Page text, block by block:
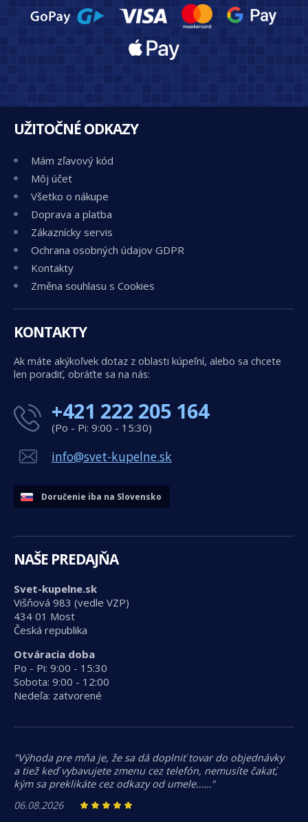
UŽITOČNÉ ODKAZY
Mám zľavový kód
Môj účet
Všetko o nákupe
Doprava a platba
Zákaznícky servis
Ochrana osobných údajov GDPR
Kontakty
Změna souhlasu s Cookies
KONTAKTY
Ak máte akýkoľvek dotaz z oblasti kúpeľní, alebo sa chcete
len poradiť, obráťte sa na nás:
+421 222 205 164
(Po - Pi: 9:00 - 15:30)
info@svet-kupelne.sk
Doručenie iba na Slovensko
NAŠE PREDAJŇA
Svet-kupelne.sk
Višňová 983 (vedle VZP)
434 01 Most
Česká republika
Otváracia doba
Po - Pi: 9:00 - 15:30
Sobota: 9:00 - 12:00
Nedeľa: zatvorené
"Výhoda pre mňa je, že sa dá doplniť tovar do objednávky
a tiež keď vybavujete zmenu cez telefón, nemusíte čakať,
kým sa preklikáte cez odkazy od umele……"
06.08.2026